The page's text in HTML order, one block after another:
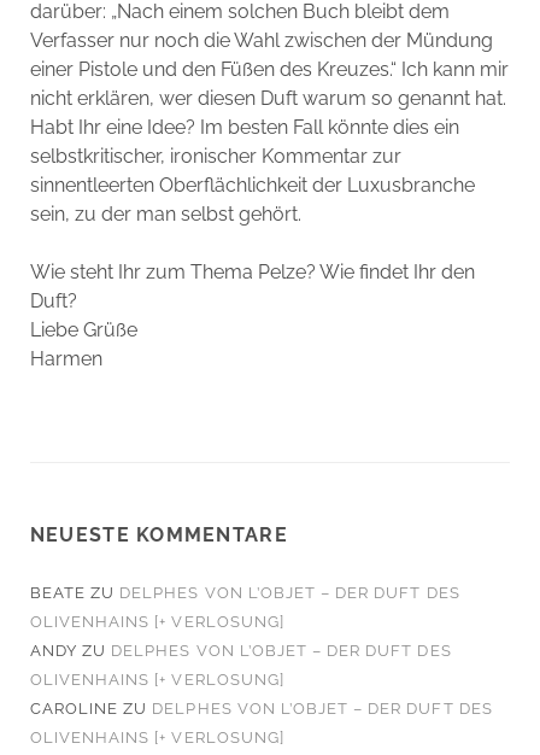
darüber: „Nach einem solchen Buch bleibt dem
Verfasser nur noch die Wahl zwischen der Mündung
einer Pistole und den Füßen des Kreuzes.“ Ich kann mir
nicht erklären, wer diesen Duft warum so genannt hat.
Habt Ihr eine Idee? Im besten Fall könnte dies ein
selbstkritischer, ironischer Kommentar zur
sinnentleerten Oberflächlichkeit der Luxusbranche
sein, zu der man selbst gehört.
Wie steht Ihr zum Thema Pelze? Wie findet Ihr den
Duft?
Liebe Grüße
Harmen
NEUESTE KOMMENTARE
BEATE ZU DELPHES VON L’OBJET – DER DUFT DES
OLIVENHAINS [+ VERLOSUNG]
ANDY ZU DELPHES VON L’OBJET – DER DUFT DES
OLIVENHAINS [+ VERLOSUNG]
CAROLINE ZU DELPHES VON L’OBJET – DER DUFT DES
OLIVENHAINS [+ VERLOSUNG]